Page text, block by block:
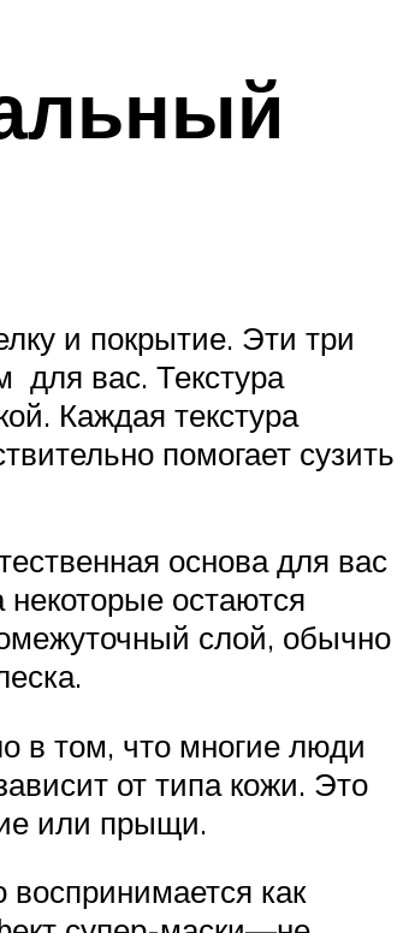
и покрытие. Эти три
для вас. Текстура
Каждая текстура
помогает сузить
основа для вас
остаются
слой, обычно
в том, что многие люди
от типа кожи. Это
или прыщи.
как